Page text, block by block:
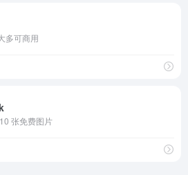
多可商用
张免费图片